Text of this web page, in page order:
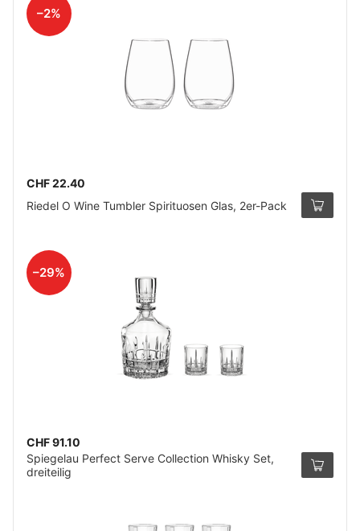
–2%
CHF 22.40
Riedel O Wine Tumbler Spirituosen Glas, 2er-Pack
–29%
CHF 91.10
Spiegelau Perfect Serve Collection Whisky Set,
dreiteilig